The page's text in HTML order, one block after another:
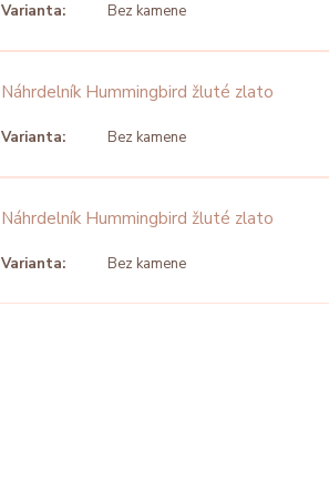
Varianta: Bez kamene
Náhrdelník Hummingbird žluté zlato
Varianta: Bez kamene
Náhrdelník Hummingbird žluté zlato
Varianta: Bez kamene